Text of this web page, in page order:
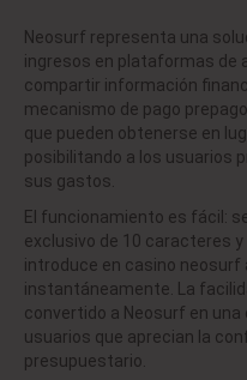
Neosurf representa una
ingresos en plataformas de
compartir información
mecanismo de pago
que pueden obtenerse en
posibilitando a los usuarios
sus gastos.
El funcionamiento es fácil:
exclusivo de 10 caracteres
introduce en casino neosurf
instantáneamente. La
convertido a Neosurf en
usuarios que aprecian la
presupuestario.